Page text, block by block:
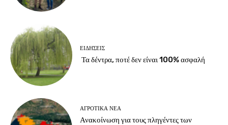
ΕΙΔΉΣΕΙΣ
Τα δέντρα, ποτέ δεν είναι 100% ασφαλή
ΑΓΡΟΤΙΚΆ ΝΈΑ
Ανακοίνωση για τους πληγέντες των